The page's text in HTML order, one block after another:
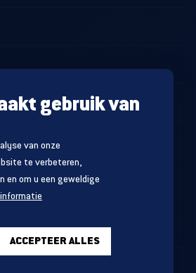
gebruik van
van onze
te verbeteren,
en om u een geweldige
ACCEPTEER ALLES